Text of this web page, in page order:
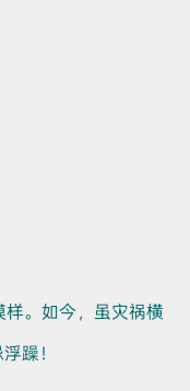
。如今，虽灾祸横
躁！